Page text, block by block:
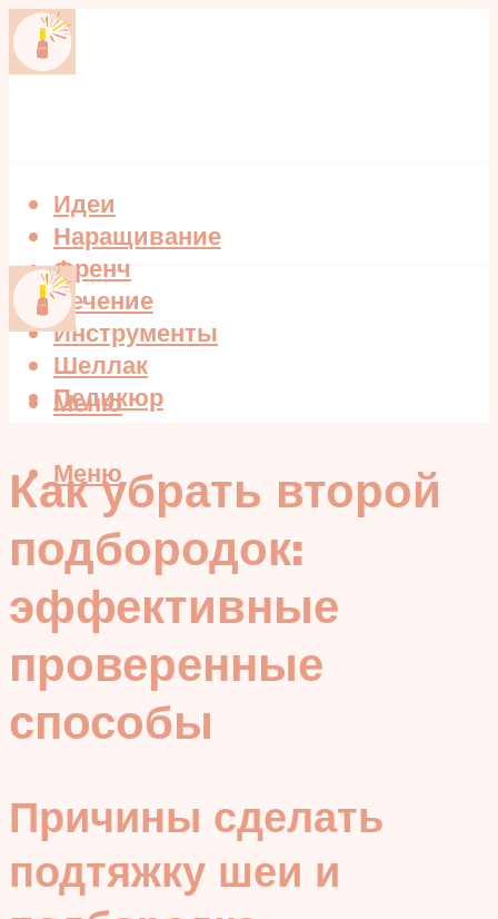
Идеи
Наращивание
Френч
Лечение
Инструменты
Шеллак
Педикюр
Меню
Меню
Как убрать второй
подбородок:
эффективные
проверенные
способы
Причины сделать
подтяжку шеи и